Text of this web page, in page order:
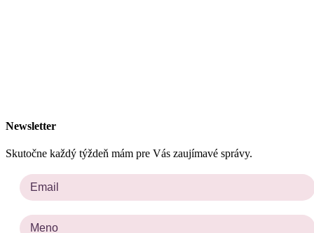
Newsletter
Skutočne každý týždeň mám pre Vás zaujímavé správy.